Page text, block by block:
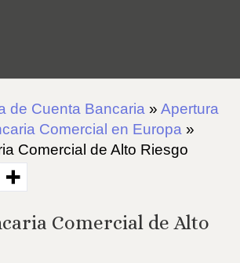
de Cuenta Bancaria » Apertura
Comercial en Europa »
Comercial de Alto Riesgo
Comercial de Alto